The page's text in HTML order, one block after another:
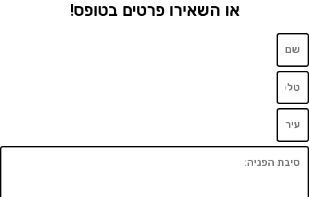
או השאירו פרטים בטופס!